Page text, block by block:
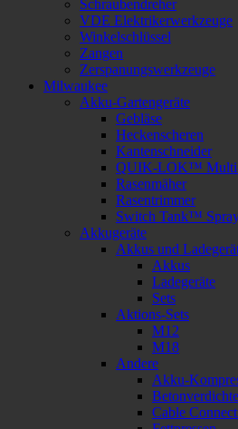
Schraubendreher
VDE Elektrikerwerkzeuge
Winkelschlüssel
Zangen
Zerspanungswerkzeuge
Milwaukee
Akku-Gartengeräte
Gebläse
Heckenscheren
Kantenschneider
QUIK-LOK™ Multi-
Rasenmäher
Rasentrimmer
Switch Tank™
Akkugeräte
Akkus und
Akkus
Ladegeräte
Sets
Aktions-Sets
M12
M18
Andere
Akku-
Cable